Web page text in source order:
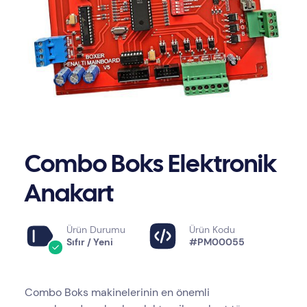
Combo Boks Elektronik
Anakart
Ürün Durumu
Sıfır / Yeni
Ürün Kodu
#PM00055
Combo Boks makinelerinin en önemli